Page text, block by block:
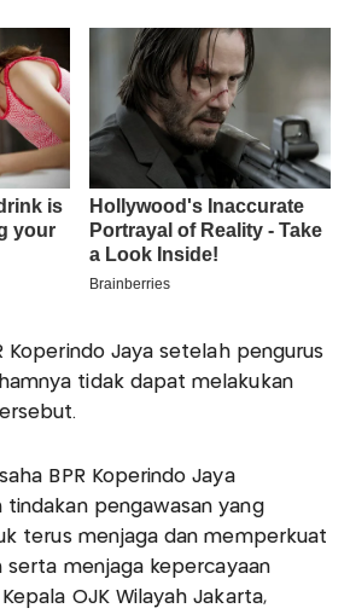
Koperindo Jaya setelah pengurus
tidak dapat melakukan
BPR Koperindo Jaya
tindakan pengawasan yang
terus menjaga dan memperkuat
serta menjaga kepercayaan
OJK Wilayah Jakarta,